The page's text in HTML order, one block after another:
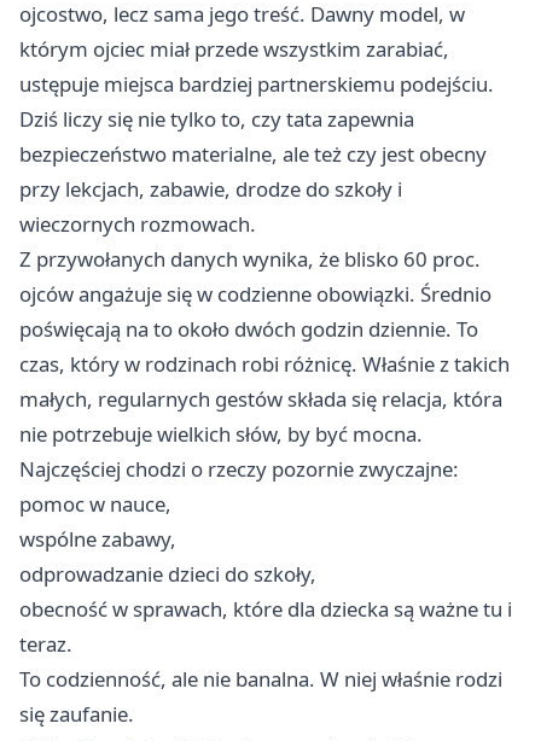
ojcostwo, lecz sama jego treść. Dawny model, w
którym ojciec miał przede wszystkim zarabiać,
ustępuje miejsca bardziej partnerskiemu podejściu.
Dziś liczy się nie tylko to, czy tata zapewnia
bezpieczeństwo materialne, ale też czy jest obecny
przy lekcjach, zabawie, drodze do szkoły i
wieczornych rozmowach.
Z przywołanych danych wynika, że blisko 60 proc.
ojców angażuje się w codzienne obowiązki. Średnio
poświęcają na to około dwóch godzin dziennie. To
czas, który w rodzinach robi różnicę. Właśnie z takich
małych, regularnych gestów składa się relacja, która
nie potrzebuje wielkich słów, by być mocna.
Najczęściej chodzi o rzeczy pozornie zwyczajne:
pomoc w nauce,
wspólne zabawy,
odprowadzanie dzieci do szkoły,
obecność w sprawach, które dla dziecka są ważne tu i
teraz.
To codzienność, ale nie banalna. W niej właśnie rodzi
się zaufanie.